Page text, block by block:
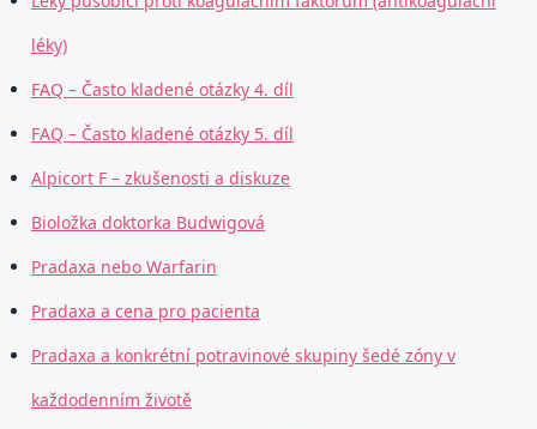
léky)
FAQ – Často kladené otázky 4. díl
FAQ – Často kladené otázky 5. díl
Alpicort F – zkušenosti a diskuze
Bioložka doktorka Budwigová
Pradaxa nebo Warfarin
Pradaxa a cena pro pacienta
Pradaxa a konkrétní potravinové skupiny šedé zóny v
každodenním životě